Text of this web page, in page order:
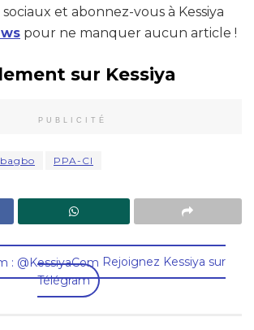
et abonnez-vous à Kessiya
pour ne manquer aucun article !
sur Kessiya
PUBLICITÉ
PPA-CI
Rejoignez Kessiya sur
Télégram